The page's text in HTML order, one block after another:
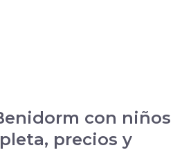
con niños
precios y